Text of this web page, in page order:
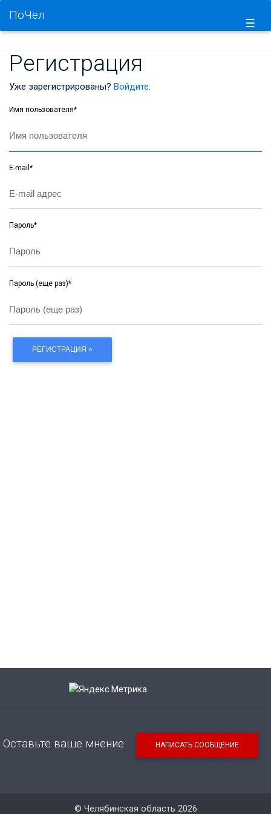
☰
ПоЧел
Регистрация
Уже зарегистрированы? Войдите.
Имя пользователя*
E-mail *
Пароль*
Пароль (еще раз)*
РЕГИСТРАЦИЯ »
Оставьте ваше мнение НАПИСАТЬ СООБЩЕНИЕ
© Челябинская область 2026